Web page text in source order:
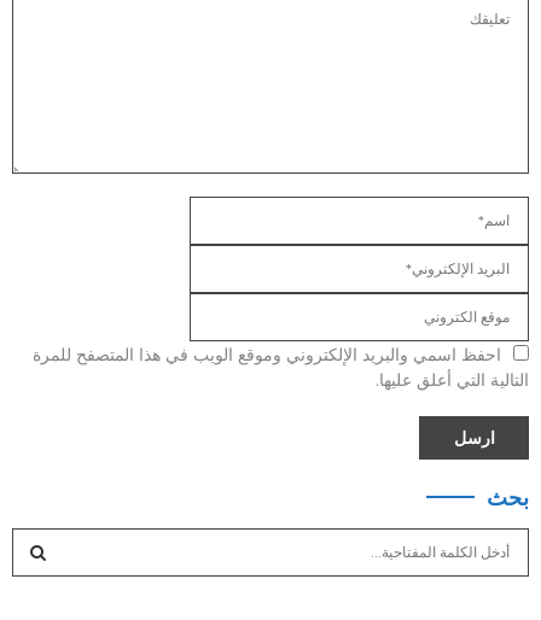
احفظ اسمي والبريد الإلكتروني وموقع الويب في هذا المتصفح للمرة
التالية التي أعلق عليها.
بحث